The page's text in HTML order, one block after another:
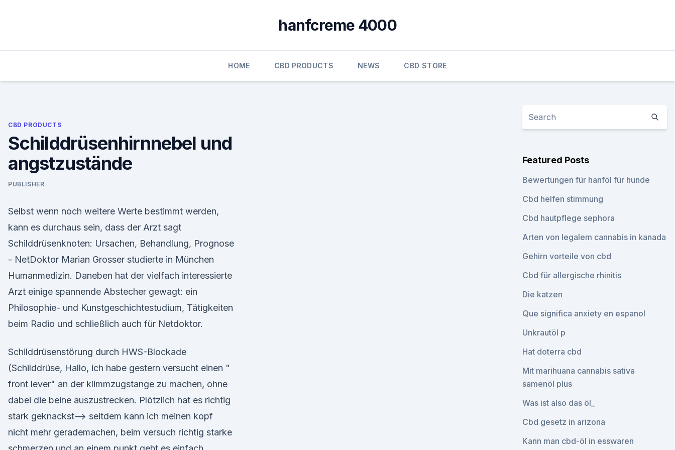
hanfcreme 4000
HOME CBD PRODUCTS NEWS CBD STORE
CBD PRODUCTS
Schilddrüsenhirnnebel und
angstzustände
PUBLISHER
Selbst wenn noch weitere Werte bestimmt werden,
kann es durchaus sein, dass der Arzt sagt
Schilddrüsenknoten: Ursachen, Behandlung, Prognose
- NetDoktor Marian Grosser studierte in München
Humanmedizin. Daneben hat der vielfach interessierte
Arzt einige spannende Abstecher gewagt: ein
Philosophie- und Kunstgeschichtestudium, Tätigkeiten
beim Radio und schließlich auch für Netdoktor.
Schilddrüsenstörung durch HWS-Blockade
(Schilddrüse, Hallo, ich habe gestern versucht einen "
front lever" an der klimmzugstange zu machen, ohne
dabei die beine auszustrecken. Plötzlich hat es richtig
stark geknackst--> seitdem kann ich meinen kopf
nicht mehr gerademachen, beim versuch richtig starke
Featured Posts
Bewertungen für hanföl für hunde
Cbd helfen stimmung
Cbd hautpflege sephora
Arten von legalem cannabis in kanada
Gehirn vorteile von cbd
Cbd für allergische rhinitis
Die katzen
Que significa anxiety en espanol
Unkrautöl p
Hat doterra cbd
Mit marihuana cannabis sativa
samenöl plus
Was ist also das öl_
Cbd gesetz in arizona
Kann man cbd-öl in esswaren